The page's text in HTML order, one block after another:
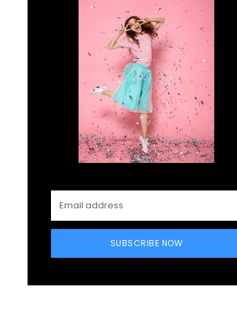
SUBSCRIBE NOW